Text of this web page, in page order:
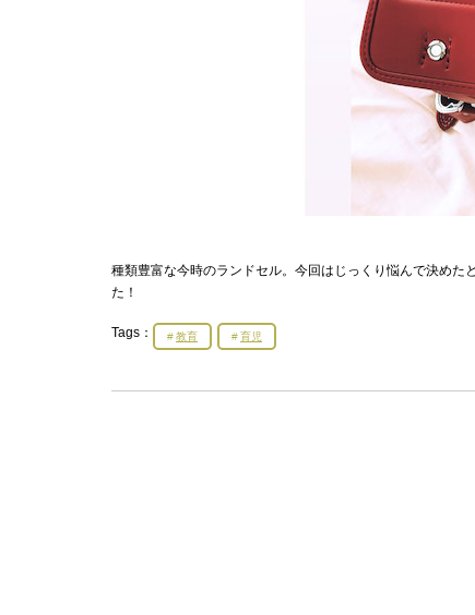
種類豊富な今時のランドセル。今回はじっくり悩んで決め
た！
Tags： 教育 育児